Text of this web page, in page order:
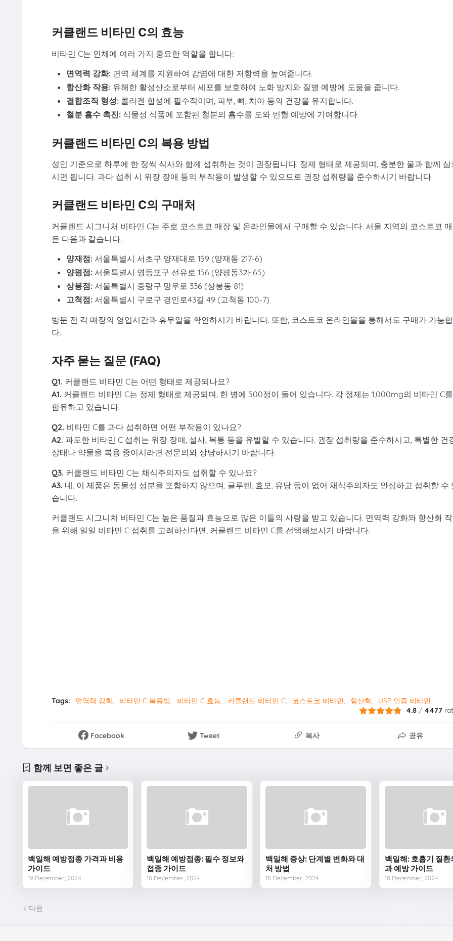
커클랜드 비타민 C의 효능
비타민 C는 인체에 여러 가지 중요한 역할을 합니다:
면역력 강화: 면역 체계를 지원하여 감염에 대한 저항력을 높여줍니다.
항산화 작용: 유해한 활성산소로부터 세포를 보호하여 노화 방지와 질병 예방에 도움을 줍니다.
결합조직 형성: 콜라겐 합성에 필수적이며, 피부, 뼈, 치아 등의 건강을 유지합니다.
철분 흡수 촉진: 식물성 식품에 포함된 철분의 흡수를 도와 빈혈 예방에 기여합니다.
커클랜드 비타민 C의 복용 방법
성인 기준으로 하루에 한 정씩 식사와 함께 섭취하는 것이 권장됩니다. 정제 형태로 제공되며, 충분한 물과 함께 삼
시면 됩니다. 과다 섭취 시 위장 장애 등의 부작용이 발생할 수 있으므로 권장 섭취량을 준수하시기 바랍니다.
커클랜드 비타민 C의 구매처
커클랜드 시그니처 비타민 C는 주로 코스트코 매장 및 온라인몰에서 구매할 수 있습니다. 서울 지역의 코스트코
은 다음과 같습니다:
양재점: 서울특별시 서초구 양재대로 159 (양재동 217-6)
양평점: 서울특별시 영등포구 선유로 156 (양평동3가 65)
상봉점: 서울특별시 중랑구 망우로 336 (상봉동 81)
고척점: 서울특별시 구로구 경인로43길 49 (고척동 100-7)
방문 전 각 매장의 영업시간과 휴무일을 확인하시기 바랍니다. 또한, 코스트코 온라인몰을 통해서도 구매가 가능
다.
자주 묻는 질문 (FAQ)
Q1. 커클랜드 비타민 C는 어떤 형태로 제공되나요?
A1. 커클랜드 비타민 C는 정제 형태로 제공되며, 한 병에 500정이 들어 있습니다. 각 정제는 1,000mg의 비타민 C를
함유하고 있습니다.
Q2. 비타민 C를 과다 섭취하면 어떤 부작용이 있나요?
A2. 과도한 비타민 C 섭취는 위장 장애, 설사, 복통 등을 유발할 수 있습니다. 권장 섭취량을 준수하시고, 특별한 건
상태나 약물을 복용 중이시라면 전문의와 상담하시기 바랍니다.
Q3. 커클랜드 비타민 C는 채식주의자도 섭취할 수 있나요?
A3. 네, 이 제품은 동물성 성분을 포함하지 않으며, 글루텐, 효모, 유당 등이 없어 채식주의자도 안심하고 섭취할 수
습니다.
커클랜드 시그니처 비타민 C는 높은 품질과 효능으로 많은 이들의 사랑을 받고 있습니다. 면역력 강화와 항산화
을 위해 일일 비타민 C 섭취를 고려하신다면, 커클랜드 비타민 C를 선택해보시기 바랍니다.
Tags: 면역력 강화 비타민 C 복용법 비타민 C 효능 커클랜드 비타민 C 코스트코 비타민 항산화
USP 인증 비타민
4.8 / 4477
Facebook Tweet 복사 공유
함께 보면 좋은 글
백일해 예방접종 가격과 비용
가이드
19 December, 2024
백일해 예방접종: 필수 정보와
접종 가이드
18 December, 2024
백일해 증상: 단계별 변화와 대
처 방법
18 December, 2024
백일해: 호흡기 질환
과 예방 가이드
18 December, 2024
다음